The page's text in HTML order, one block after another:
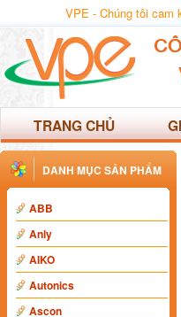
VPE - Chúng tôi cam
TRANG CHỦ
DANH MỤC SẢN PHẨM
ABB
Anly
AIKO
Autonics
Ascon